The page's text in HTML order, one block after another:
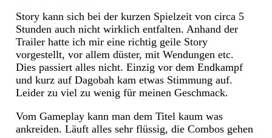
Story kann sich bei der kurzen Spielzeit von circa 5
Stunden auch nicht wirklich entfalten. Anhand der
Trailer hatte ich mir eine richtig geile Story
vorgestellt, vor allem düster, mit Wendungen etc.
Dies passiert alles nicht. Einzig vor dem Endkampf
und kurz auf Dagobah kam etwas Stimmung auf.
Leider zu viel zu wenig für meinen Geschmack.
Vom Gameplay kann man dem Titel kaum was
ankreiden. Läuft alles sehr flüssig, die Combos gehen